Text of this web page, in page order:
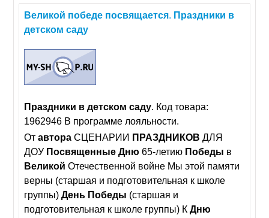
Великой победе посвящается. Праздники в
детском саду
Праздники в детском саду. Код товара:
1962946 В программе лояльности.
Отавтора СЦЕНАРИИ ПРАЗДНИКОВ ДЛЯ
ДОУ Посвященные Дню 65-летию Победы в
Великой Отечественной войне Мы этой памяти
верны (старшая и подготовительная к школе
группы)День Победы (старшая и
подготовительная к школе группы) КДню